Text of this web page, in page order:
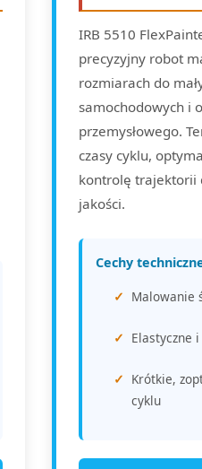
IRB 5510
precyzyjny robot
rozmiarach do
samochodowych i
przemysłowego.
czasy cyklu,
kontrolę trajektorii
jakości.
Cechy
Malowanie
Elastyczne
Krótkie,
cyklu